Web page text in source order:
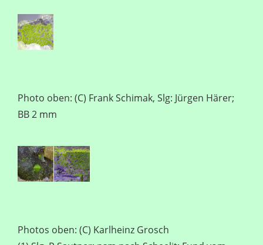
Photo oben: (C) Frank Schimak, Slg: Jürgen Härer;
BB 2 mm
Photos oben: (C) Karlheinz Grosch